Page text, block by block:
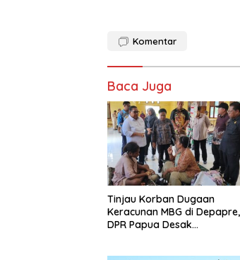
Komentar
Baca Juga
Tinjau Korban Dugaan
Keracunan MBG di Depapre,
DPR Papua Desak